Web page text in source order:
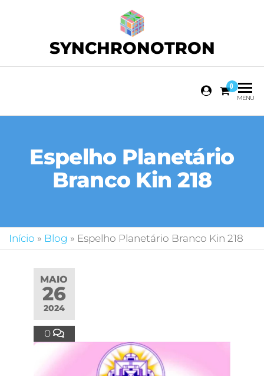
SYNCHRONOTRON
0
MENU
Espelho Planetário
Branco Kin 218
Início » Blog » Espelho Planetário Branco Kin 218
MAIO
26
2024
0